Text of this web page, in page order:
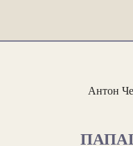
Антон